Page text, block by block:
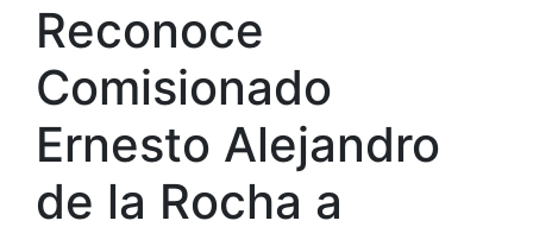
Reconoce
Comisionado
Ernesto Alejandro
de la Rocha a